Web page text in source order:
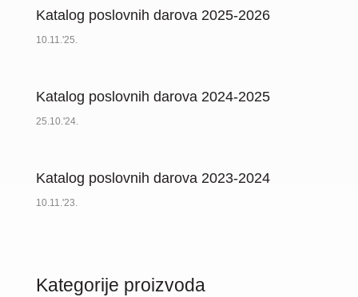
Katalog poslovnih darova 2025-2026
10.11.'25.
Katalog poslovnih darova 2024-2025
25.10.'24.
Katalog poslovnih darova 2023-2024
10.11.'23.
Kategorije proizvoda